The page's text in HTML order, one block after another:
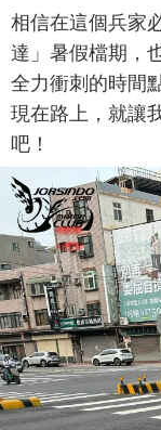
相信在這個兵家
達」暑假檔期，
全力衝刺的時間
現在路上，就讓
吧！